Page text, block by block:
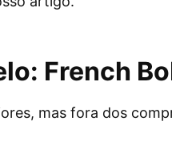
French
mas fora dos